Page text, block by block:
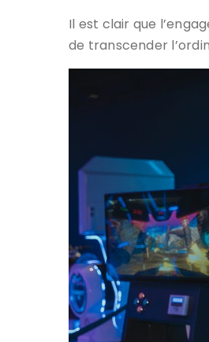
Il est clair que
de transcender